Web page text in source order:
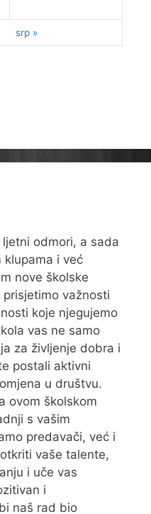
srp »
odmori, a sada
klupama i već
nove školske
važnosti
koje njegujemo
vas ne samo
za življenje dobra i
postali aktivni
u društvu.
ovom školskom
s vašim
predavači, već i
vaše talente,
i uče vas
i
naš rad bio